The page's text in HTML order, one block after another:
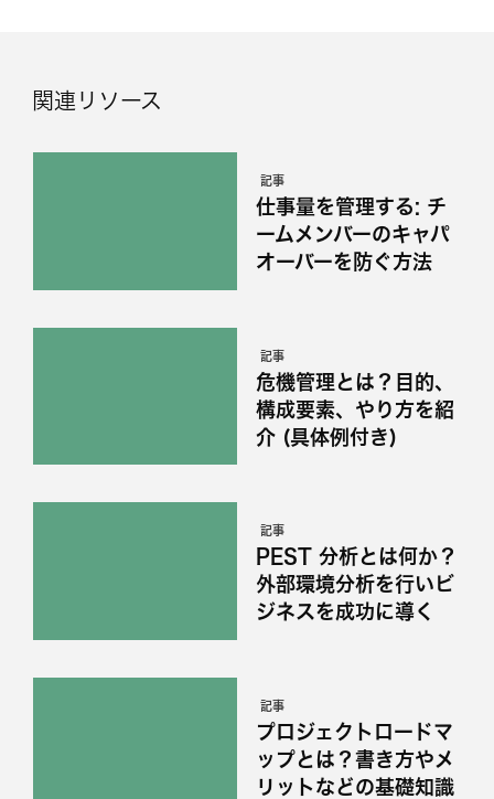
関連リソース
記事
仕事量を管理する: チ
ームメンバーのキャパ
オーバーを防ぐ方法
記事
危機管理とは？目的、
構成要素、やり方を紹
介 (具体例付き)
記事
PEST 分析とは何か？
外部環境分析を行いビ
ジネスを成功に導く
記事
プロジェクトロードマ
ップとは？書き方やメ
リットなどの基礎知識